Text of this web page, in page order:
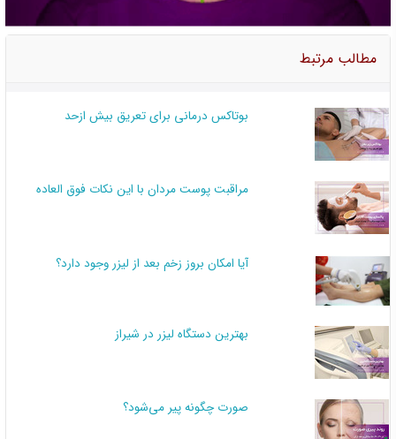
مطالب مرتبط
بوتاکس درمانی برای تعریق بیش ازحد
مراقبت پوست مردان با این نکات فوق العاده
آیا امکان بروز زخم بعد از لیزر وجود دارد؟
بهترین دستگاه لیزر در شیراز
صورت چگونه پیر می‌شود؟